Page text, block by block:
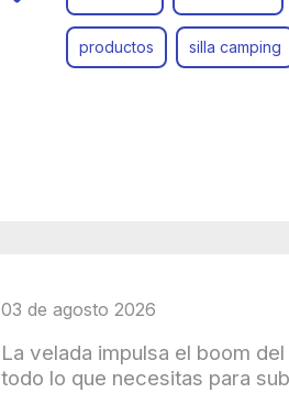
productos silla camping
03 de agosto 2026
La velada impulsa el boom
todo lo que necesitas para